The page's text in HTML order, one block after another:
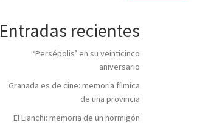
Entradas recientes
‘Persépolis’ en su veinticinco
aniversario
Granada es de cine: memoria fílmica
de una provincia
El Lianchi: memoria de un hormigón